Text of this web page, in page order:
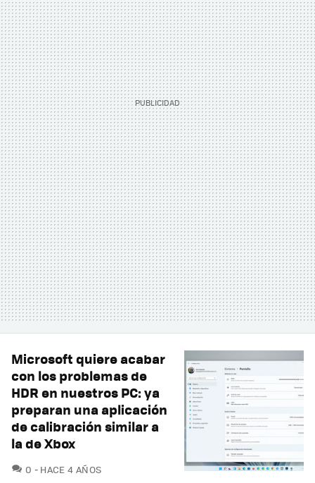
Microsoft quiere acabar
con los problemas de
HDR en nuestros PC: ya
preparan una aplicación
de calibración similar a
la de Xbox
0 COMENTARIOS
HACE 4 AÑOS